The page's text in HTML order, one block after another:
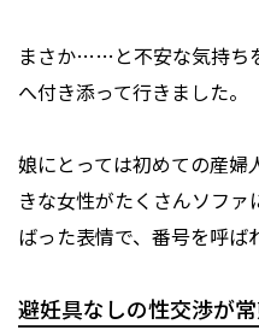
まさか……と不安な気持ち
へ付き添って行きました。
娘にとっては初めての産婦
きな女性がたくさんソフ
ばった表情で、番号を呼ば
避妊具なしの性交渉が